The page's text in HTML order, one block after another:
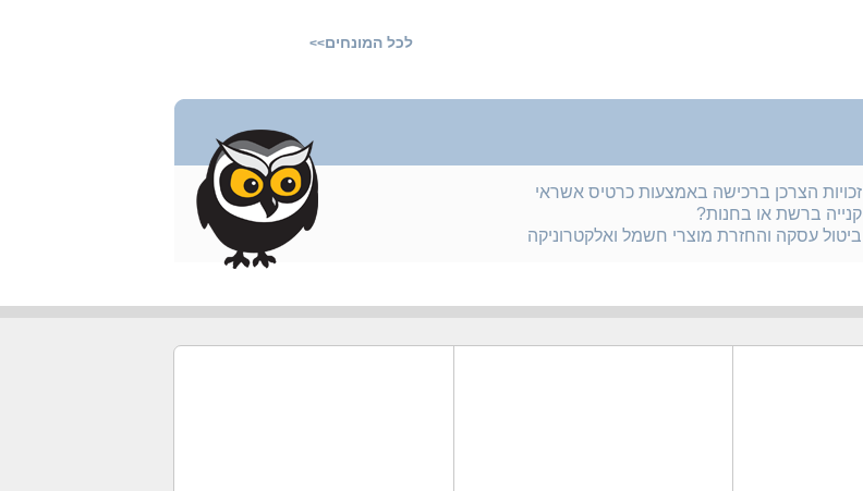
לכל המונחים>>
זכויות הצרכן ברכישה באמצעות כרטיס אשראי
קנייה ברשת או בחנות?
ביטול עסקה והחזרת מוצרי חשמל ואלקטרוניקה